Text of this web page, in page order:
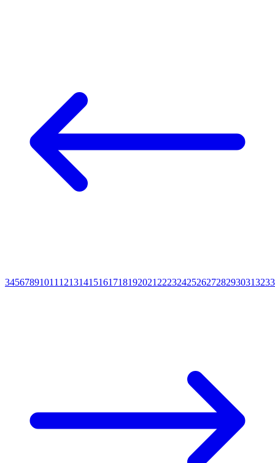
34567891011 12131415161718192021 222324252627282930313233